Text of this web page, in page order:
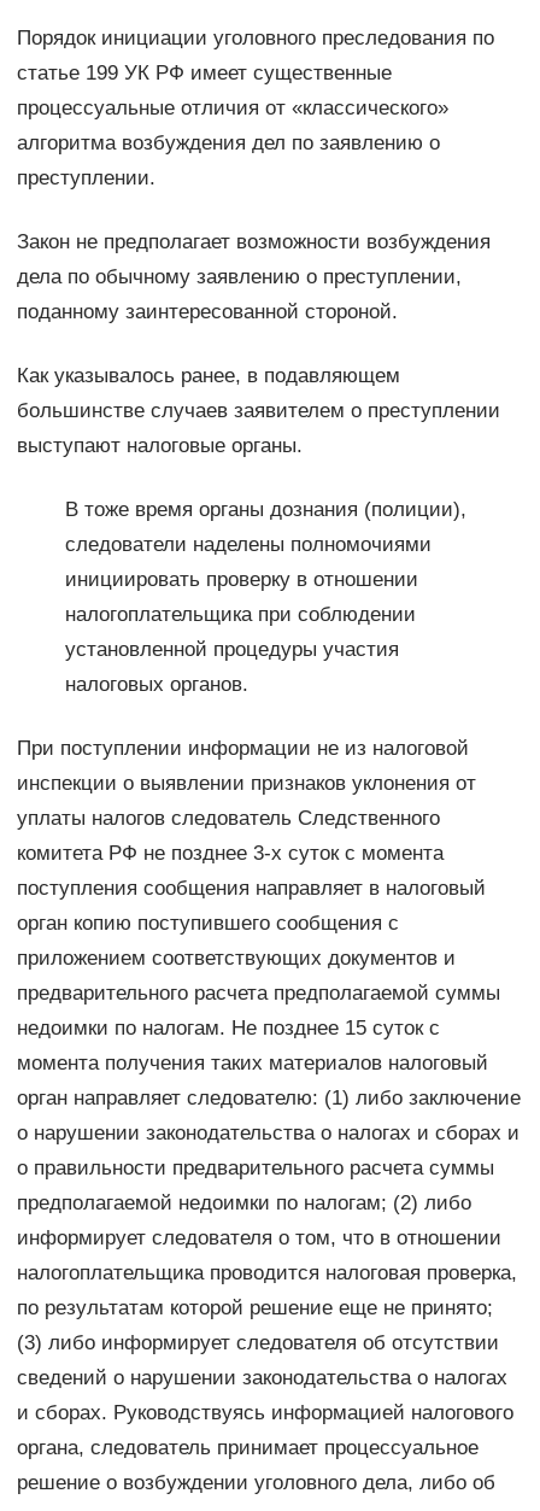
Порядок инициации уголовного преследования по
статье 199 УК РФ имеет существенные
процессуальные отличия от «классического»
алгоритма возбуждения дел по заявлению о
преступлении.
Закон не предполагает возможности возбуждения
дела по обычному заявлению о преступлении,
поданному заинтересованной стороной.
Как указывалось ранее, в подавляющем
большинстве случаев заявителем о преступлении
выступают налоговые органы.
В тоже время органы дознания (полиции),
следователи наделены полномочиями
инициировать проверку в отношении
налогоплательщика при соблюдении
установленной процедуры участия
налоговых органов.
При поступлении информации не из налоговой
инспекции о выявлении признаков уклонения от
уплаты налогов следователь Следственного
комитета РФ не позднее 3-х суток с момента
поступления сообщения направляет в налоговый
орган копию поступившего сообщения с
приложением соответствующих документов и
предварительного расчета предполагаемой суммы
недоимки по налогам. Не позднее 15 суток с
момента получения таких материалов налоговый
орган направляет следователю: (1) либо заключение
о нарушении законодательства о налогах и сборах и
о правильности предварительного расчета суммы
предполагаемой недоимки по налогам; (2) либо
информирует следователя о том, что в отношении
налогоплательщика проводится налоговая проверка,
по результатам которой решение еще не принято;
(3) либо информирует следователя об отсутствии
сведений о нарушении законодательства о налогах
и сборах. Руководствуясь информацией налогового
органа, следователь принимает процессуальное
решение о возбуждении уголовного дела, либо об